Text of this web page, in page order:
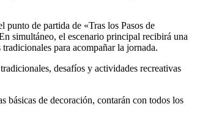
punto de partida de «Tras los Pasos de
simultáneo, el escenario principal recibirá una
para acompañar la jornada.
desafíos y actividades recreativas
básicas de decoración, contarán con todos los